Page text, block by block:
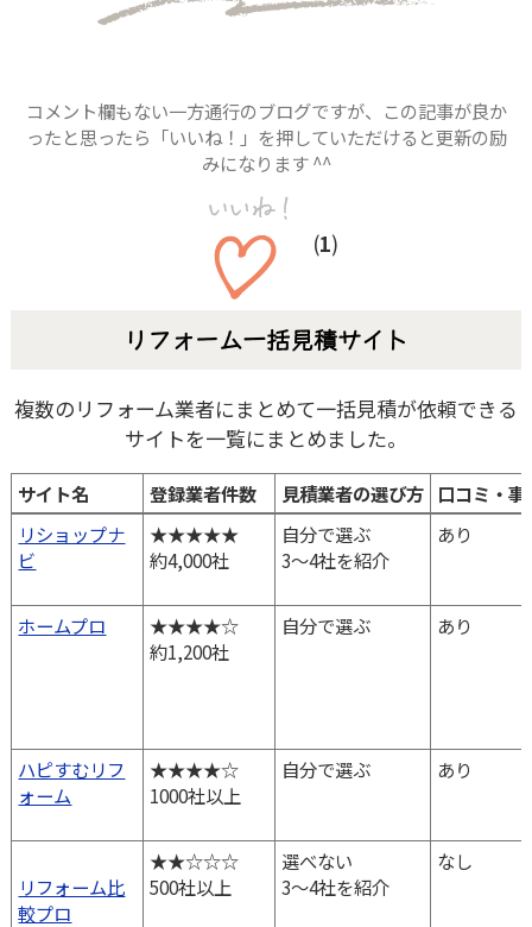
コメント欄もない一方通行のブログですが、この記事が良か
ったと思ったら「いいね！」を押していただけると更新の励
みになります ^^
(1)
リフォーム一括見積サイト
複数のリフォーム業者にまとめて一括見積が依頼できる
サイトを一覧にまとめました。
サイト名 登録業者件数 見積業者の選び方 口コミ・事
サイト名
登録業者件数 見積業者の選び方 口コミ・事
リショップナ
ビ
★★★★★
約4,000社
自分で選ぶ
3～4社を紹介
あり
ホームプロ
★★★★☆
約1,200社
自分で選ぶ あり
ハピすむリフ
ォーム
★★★★☆
1000社以上
自分で選ぶ あり
リフォーム比
較プロ
★★☆☆☆
500社以上
選べない
3～4社を紹介
なし